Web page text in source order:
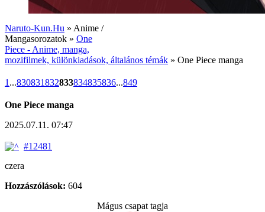
Naruto-Kun.Hu » Anime /
Mangasorozatok » One
Piece - Anime, manga,
mozifilmek, különkiadások, általános témák » One Piece manga
1 ...830831832833834835836...849
One Piece manga
2025.07.11. 07:47
#12481
czera
Hozzászólások: 604
Mágus csapat tagja